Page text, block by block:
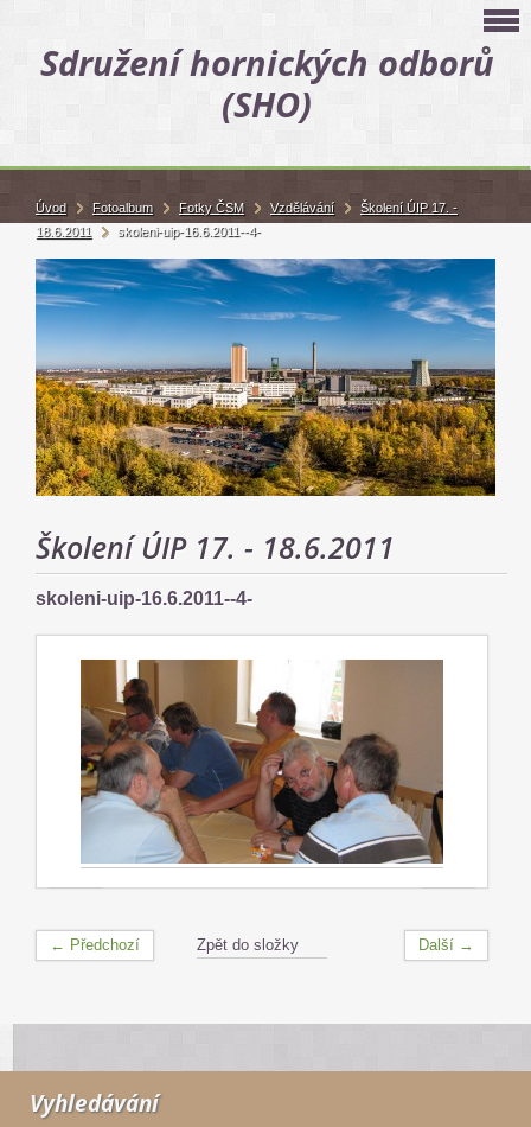
Sdružení hornických odborů
(SHO)
Školení ÚIP 17. - 18.6.2011
skoleni-uip-16.6.2011--4-
← Předchozí Další →
Zpět do složky
Vyhledávání
Úvod Fotoalbum Fotky ČSM Vzdělávání
Školení ÚIP 17. -
18.6.2011
skoleni-uip-16.6.2011--4-